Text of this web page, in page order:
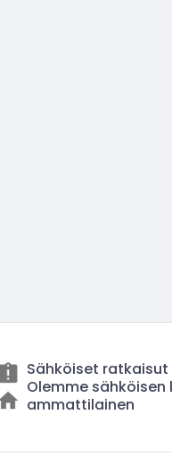
Sähköiset ratkaisut
Olemme
ammattilainen